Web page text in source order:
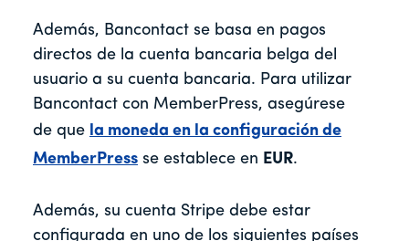
Además, Bancontact se basa en pagos
directos de la cuenta bancaria belga del
usuario a su cuenta bancaria. Para utilizar
Bancontact con MemberPress, asegúrese
de que la moneda en la configuración de
MemberPress se establece en EUR.
Además, su cuenta Stripe debe estar
configurada en uno de los siguientes países